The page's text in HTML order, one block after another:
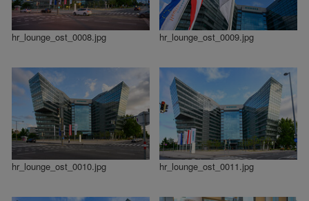
hr_lounge_ost_0008.jpg hr_lounge_ost_0009.jpg
hr_lounge_ost_0010.jpg hr_lounge_ost_0011.jpg